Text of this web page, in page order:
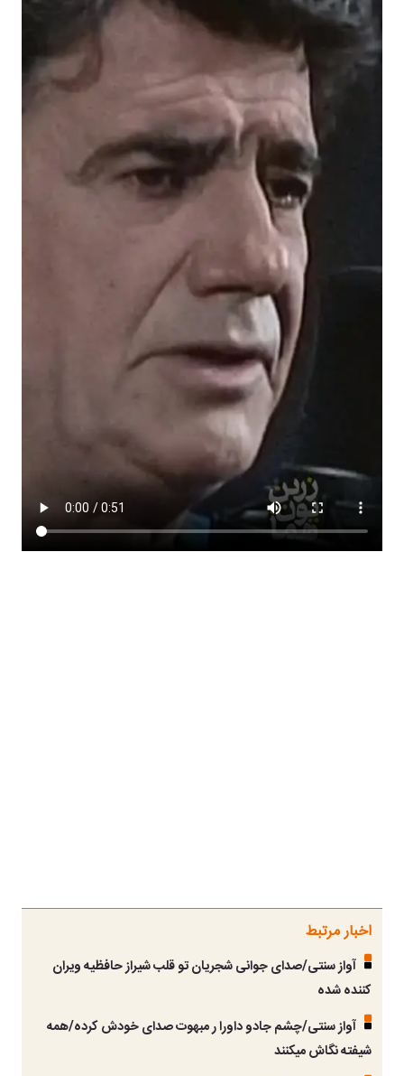
اخبار مرتبط
آواز سنتی/صدای جوانی شجریان تو قلب شیراز حافظیه ویران
کننده شده
آواز سنتی/چشم جادو داورا ر مبهوت صدای خودش کرده/همه
شیفته نگاش میکنند